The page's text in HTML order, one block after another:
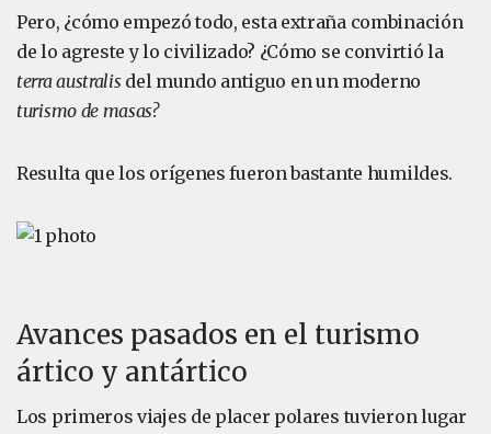
Pero, ¿cómo empezó todo, esta extraña combinación
de lo agreste y lo civilizado? ¿Cómo se convirtió la
terra australis del mundo antiguo en un moderno
turismo de masas?
Resulta que los orígenes fueron bastante humildes.
Avances pasados en el turismo
ártico y antártico
Los primeros viajes de placer polares tuvieron lugar